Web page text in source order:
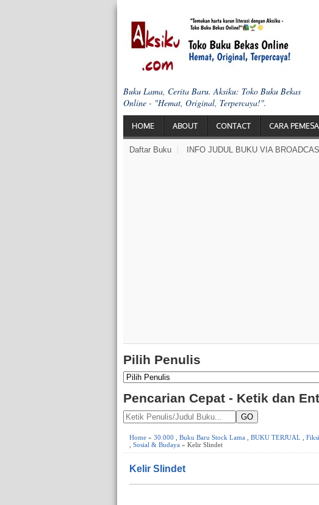
Buku Lama, Cerita Baru. Aksiku: Toko Buku Bekas
Online - "Hemat, Original, Terpercaya!".
HOME ABOUT CONTACT CARA
Daftar Buku INFO JUDUL BUKU VIA
Pilih Penulis
Pencarian Cepat - Ketik dan
GO
Home » 30.000 Buku Baru Stock Lama BUKU TERJUAL Fiksi
Sosial & Budaya » Kelir Slindet
Kelir Slindet